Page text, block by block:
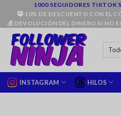
contenido
1000 SEGUIDORES TIKTOK
🥷 10% DE DESCUENTO CON EL
💰 DEVOLUCIÓN DEL DINERO SI NO
INSTAGRAM HILOS